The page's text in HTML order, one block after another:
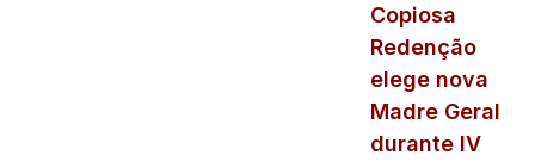
Copiosa
Redenção
elege nova
Madre Geral
durante IV